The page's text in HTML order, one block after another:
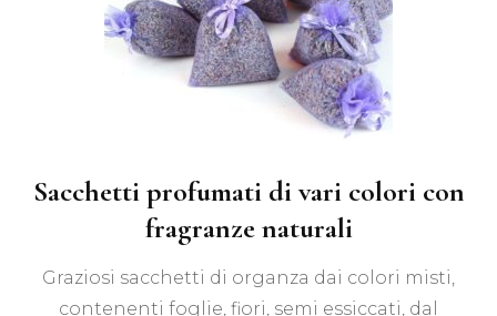
Sacchetti profumati di vari colori con
fragranze naturali
Graziosi sacchetti di organza dai colori misti,
contenenti foglie, fiori, semi essiccati, dal